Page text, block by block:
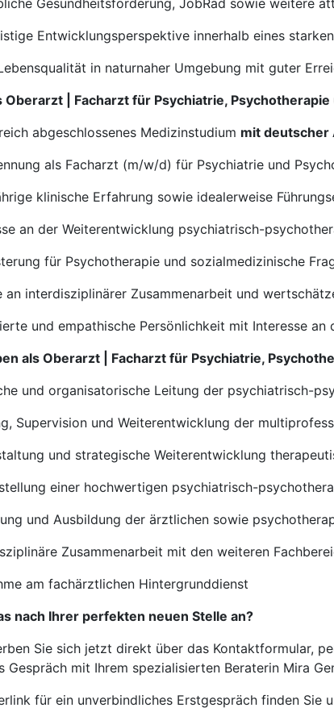
Gesundheitsförderung, JobRad sowie weitere
Entwicklungsperspektive innerhalb eines
in naturnaher Umgebung mit guter
Oberarzt | Facharzt für Psychiatrie,
abgeschlossenes Medizinstudium mit deutscher
als Facharzt (m/w/d) für Psychiatrie und
klinische Erfahrung sowie idealerweise
an der Weiterentwicklung psychiatrisch-
für Psychotherapie und sozialmedizinische
an interdisziplinärer Zusammenarbeit und
und empathische Persönlichkeit mit Interesse
als Oberarzt | Facharzt für Psychiatrie,
und organisatorische Leitung der psychiatrisch-
Supervision und Weiterentwicklung der
und strategische Weiterentwicklung
einer hochwertigen psychiatrisch-
und Ausbildung der ärztlichen sowie
Zusammenarbeit mit den weiteren
am fachärztlichen Hintergrunddienst
nach Ihrer perfekten neuen Stelle an?
Sie sich jetzt direkt über das Kontaktformular,
Gespräch mit Ihrem spezialisierten Beraterin Mira
für ein unverbindliches Erstgespräch finden Sie